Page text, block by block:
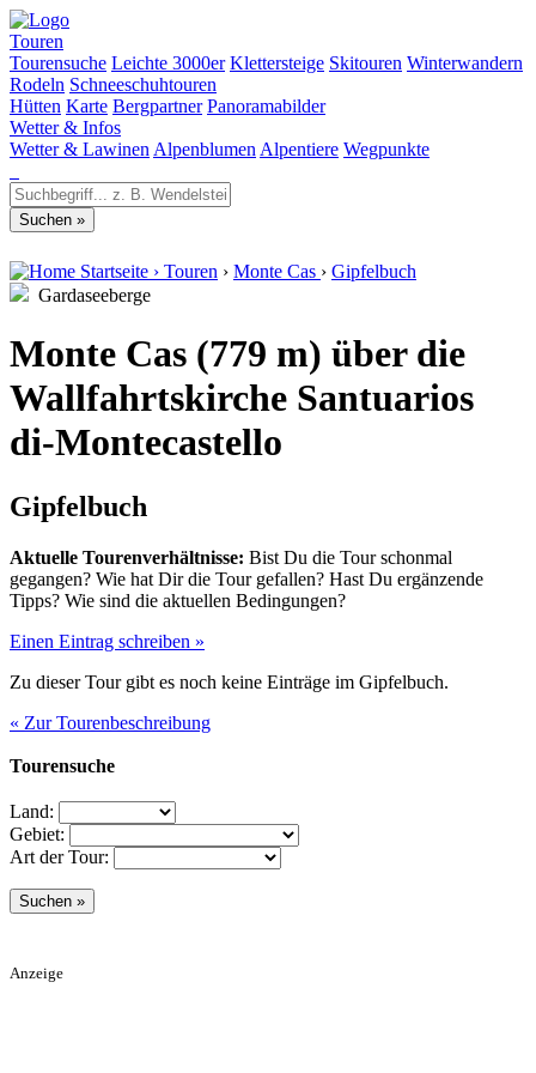
Touren
Tourensuche Leichte 3000er Klettersteige Skitouren Winterwandern
Rodeln Schneeschuhtouren
Hütten Karte Bergpartner Panoramabilder
Wetter & Infos
Wetter & Lawinen Alpenblumen Alpentiere Wegpunkte
Startseite › Touren › Monte Cas › Gipfelbuch
Gardaseeberge
Monte Cas (779 m) über die
Wallfahrtskirche Santuarios
di-Montecastello
Gipfelbuch
Aktuelle Tourenverhältnisse: Bist Du die Tour schonmal
gegangen? Wie hat Dir die Tour gefallen? Hast Du ergänzende
Tipps? Wie sind die aktuellen Bedingungen?
Einen Eintrag schreiben »
Zu dieser Tour gibt es noch keine Einträge im Gipfelbuch.
« Zur Tourenbeschreibung
Tourensuche
Land:
Gebiet:
Art der Tour:
Anzeige